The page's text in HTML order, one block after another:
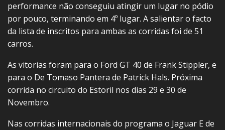
performance não conseguiu atingir um lugar no pódio
por pouco, terminando em 4º lugar. A salientar o facto
da lista de inscritos para ambas as corridas foi de 51
carros.
As vitorias foram para o Ford GT 40 de Frank Stippler, e
para o De Tomaso Pantera de Patrick Hals. Próxima
corrida no circuito do Estoril nos dias 29 e 30 de
Novembro.
Nas corridas internacionais do programa o Jaguar E de